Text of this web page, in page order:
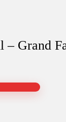
Grand